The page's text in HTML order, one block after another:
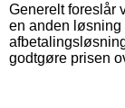
Generelt foreslår
en anden løsning
godtgøre prisen